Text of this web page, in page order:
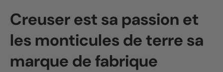
Creuser est sa passion et
les monticules de terre sa
marque de fabrique